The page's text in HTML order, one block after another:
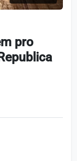
pro